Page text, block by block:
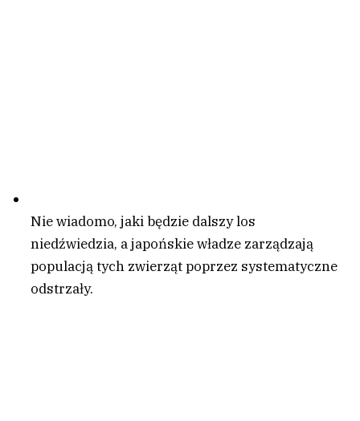
Nie wiadomo, jaki będzie dalszy los
niedźwiedzia, a japońskie władze zarządzają
populacją tych zwierząt poprzez systematyczne
odstrzały.